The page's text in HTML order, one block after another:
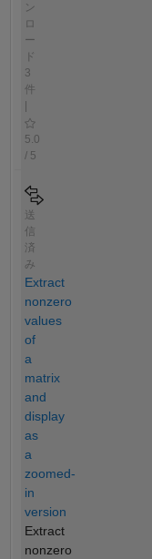
ン
ロ
ー
ド
3
件
5.0
/ 5
送
信
済
み
Extract
nonzero
values
of
a
matrix
and
display
as
a
zoomed-
in
version
Extract
nonzero